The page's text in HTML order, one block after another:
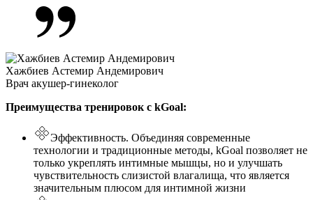
Хажбиев Астемир Андемирович
Врач акушер-гинеколог
Преимущества тренировок с kGoal:
Эффективность. Объединяя современные
технологии и традиционные методы, kGoal позволяет не
только укреплять интимные мышцы, но и улучшать
чувствительность слизистой влагалища, что является
значительным плюсом для интимной жизни